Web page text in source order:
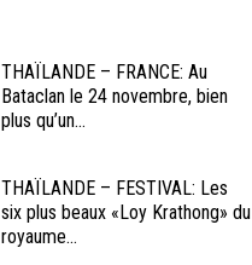
THAÏLANDE – FRANCE: Au
Bataclan le 24 novembre, bien
plus qu’un...
THAÏLANDE – FESTIVAL: Les
six plus beaux «Loy Krathong» du
royaume...